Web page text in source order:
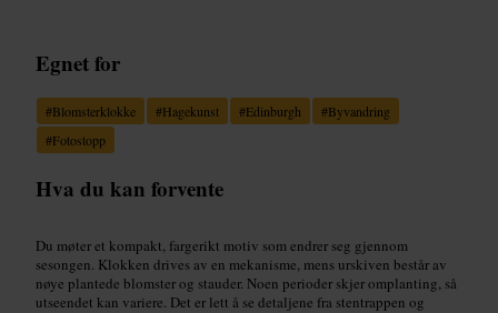
Egnet for
#Blomsterklokke #Hagekunst #Edinburgh #Byvandring
#Fotostopp
Hva du kan forvente
Du møter et kompakt, fargerikt motiv som endrer seg gjennom
sesongen. Klokken drives av en mekanisme, mens urskiven består av
nøye plantede blomster og stauder. Noen perioder skjer omplanting, så
utseendet kan variere. Det er lett å se detaljene fra stentrappen og